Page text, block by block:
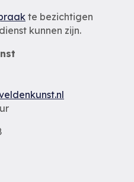
te bezichtigen
kunnen zijn.